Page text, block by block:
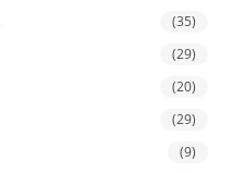
(35)
(29)
(20)
(29)
(9)